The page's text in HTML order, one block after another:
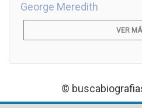
George Meredith
VER
©